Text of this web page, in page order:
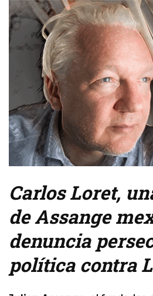
Carlos Loret,
de Assange
denuncia
política contra